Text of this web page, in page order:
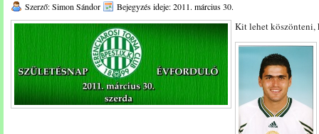
Szerző: Simon Sándor Bejegyzés ideje: 2011. március 30.
Kit lehet köszönteni,